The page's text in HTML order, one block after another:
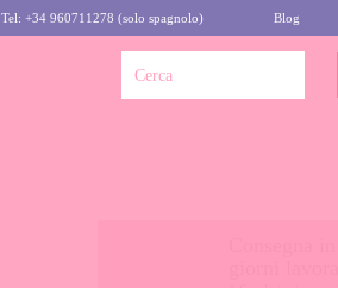
Tel: +34 960711278 (solo spagnolo) Blog